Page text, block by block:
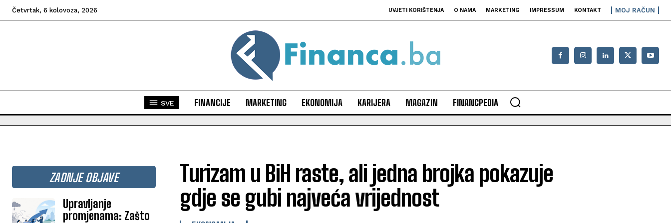
Četvrtak, 6 kolovoza, 2026 UVJETI KORIŠTENJA O NAMA MARKETING IMPRESSUM KONTAKT MOJ RAČUN
SVE FINANCIJE MARKETING EKONOMIJA KARIJERA MAGAZIN FINANCPEDIA
ZADNJE OBJAVE
Upravljanje
promjenama: Zašto
Turizam u BiH raste, ali jedna brojka pokazuje
gdje se gubi najveća vrijednost